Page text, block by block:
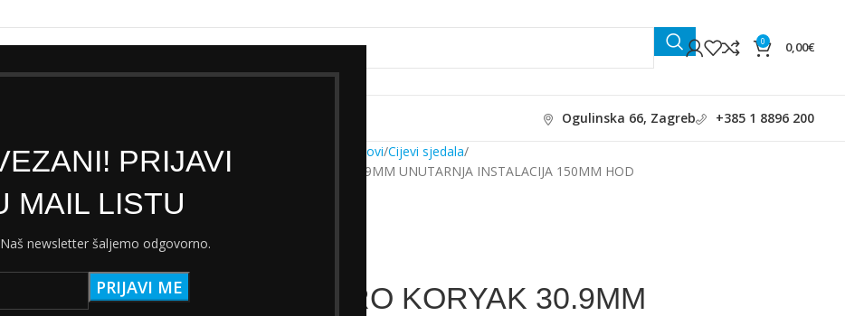
PRIJAVI
MAIL LISTU
newsletter šaljemo odgovorno.
0 0,00€
Ogulinska 66, Zagreb +385 1 8896 200
Početna Dijelovi Cijevi sjedala
CIJEV PRO KORYAK 30.9MM UNUTARNJA INSTALACIJA 150MM HOD
CIJEV PRO KORYAK 30.9MM